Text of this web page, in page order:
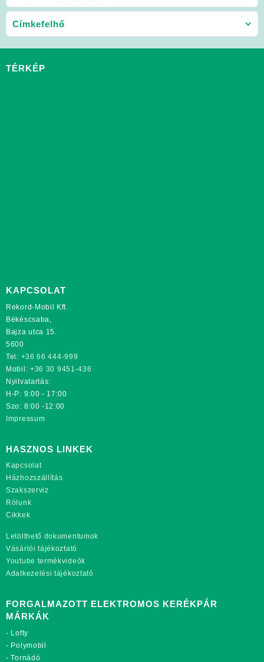
Címkefelhő
TÉRKÉP
KAPCSOLAT
Rekord-Mobil Kft.
Békéscsaba,
Bajza utca 15.
5600
Tel: +36 66 444-999
Mobil: +36 30 9451-436
Nyitvatartás:
H-P: 9:00 - 17:00
Szo: 8:00 -12:00
Impressum
HASZNOS LINKEK
Kapcsolat
Házhozszállítás
Szakszerviz
Rólunk
Cikkek
Letölthető dokumentumok
Vásárlói tájékoztató
Youtube termékvideók
Adatkezelési tájékoztató
FORGALMAZOTT ELEKTROMOS KERÉKPÁR
MÁRKÁK
- Lofty
- Polymobil
-Tornádó